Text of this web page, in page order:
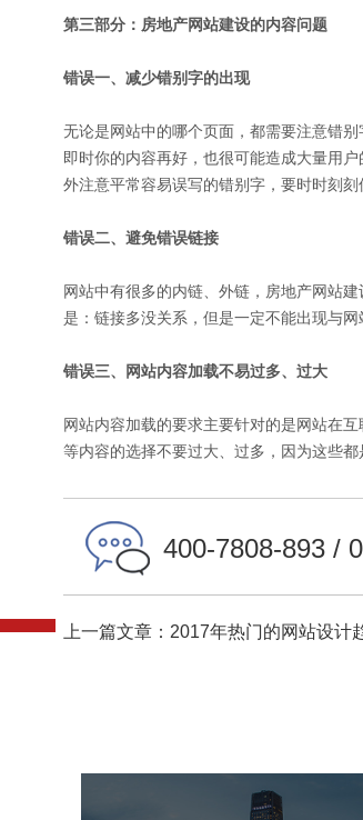
第三部分：房地产网站建设的内容问题
错误一、减少错别字的出现
无论是网站中的哪个页面，都需要注意错
即时你的内容再好，也很可能造成大量用
外注意平常容易误写的错别字，要时时刻刻
错误二、避免错误链接
网站中有很多的内链、外链，房地产网站
是：链接多没关系，但是一定不能出现与网
错误三、网站内容加载不易过多、过大
网站内容加载的要求主要针对的是网站在
等内容的选择不要过大、过多，因为这些都
400-7808-893 /
上一篇文章：2017年热门的网站设计